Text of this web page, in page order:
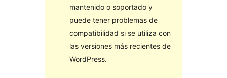
mantenido o soportado y
puede tener problemas de
compatibilidad si se utiliza con
las versiones más recientes de
WordPress.